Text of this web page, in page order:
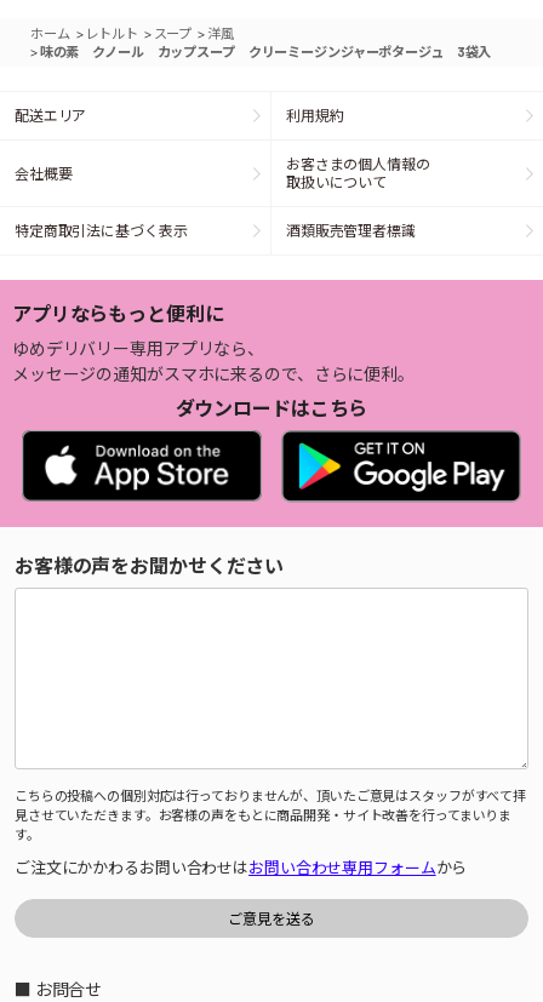
ホーム > レトルト > スープ > 洋風
> 味の素 クノール カップスープ クリーミージンジャーポタージュ 3袋入
配送エリア 利用規約
会社概要
お客さまの個人情報の
取扱いについて
特定商取引法に基づく表示 酒類販売管理者標識
アプリならもっと便利に
ゆめデリバリー専用アプリなら、
メッセージの通知がスマホに来るので、さらに便利。
ダウンロードはこちら
お客様の声をお聞かせください
こちらの投稿への個別対応は行っておりませんが、頂いたご意見はスタッフがすべて拝
見させていただきます。お客様の声をもとに商品開発・サイト改善を行ってまいりま
す。
ご注文にかかわるお問い合わせはお問い合わせ専用フォームから
■ お問合せ